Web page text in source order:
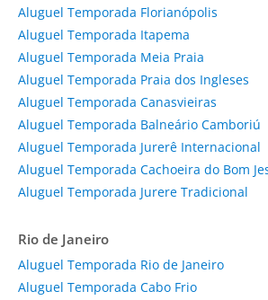
Aluguel Temporada Florianópolis
Aluguel Temporada Itapema
Aluguel Temporada Meia Praia
Aluguel Temporada Praia dos Ingleses
Aluguel Temporada Canasvieiras
Aluguel Temporada Balneário Camboriú
Aluguel Temporada Jurerê Internacional
Aluguel Temporada Cachoeira do Bom
Aluguel Temporada Jurere Tradicional
Rio de Janeiro
Aluguel Temporada Rio de Janeiro
Aluguel Temporada Cabo Frio